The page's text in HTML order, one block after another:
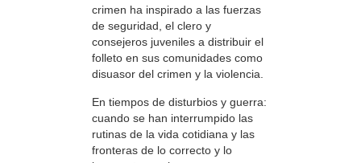
crimen ha inspirado a las fuerzas
de seguridad, el clero y
consejeros juveniles a distribuir el
folleto en sus comunidades como
disuasor del crimen y la violencia.
En tiempos de disturbios y guerra:
cuando se han interrumpido las
rutinas de la vida cotidiana y las
fronteras de lo correcto y lo